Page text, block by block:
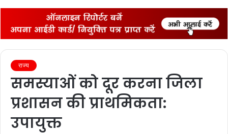
राज्‍य
समस्याओं को दूर करना जिला
प्रशासन की प्राथमिकता:
उपायुक्त